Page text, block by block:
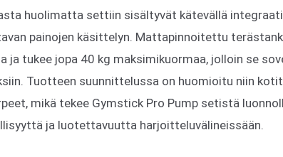
huolimatta settiin sisältyvät kätevällä
painojen käsittelyn. Mattapinnoitettu
ja tukee jopa 40 kg maksimikuormaa, jolloin se
Tuotteen suunnittelussa on huomioitu niin
mikä tekee Gymstick Pro Pump setistä
ja luotettavuutta harjoitteluvälineissään.